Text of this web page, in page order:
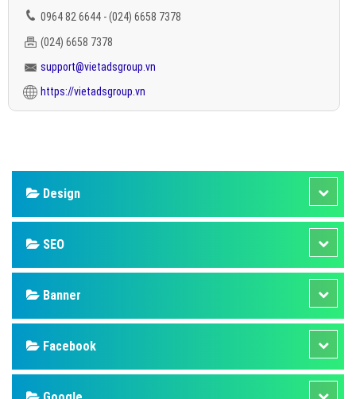
0964 82 6644 - (024) 6658 7378
(024) 6658 7378
support@vietadsgroup.vn
https://vietadsgroup.vn